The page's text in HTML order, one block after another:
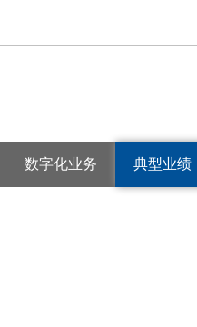
数字化业务 典型业绩